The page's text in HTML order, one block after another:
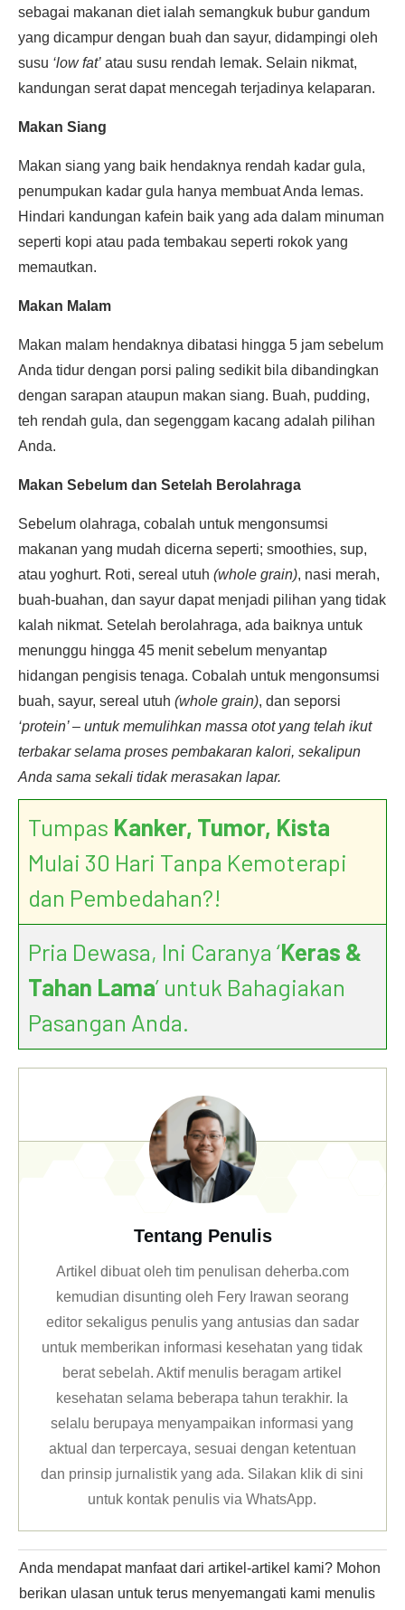
sebagai makanan diet ialah semangkuk bubur gandum
yang dicampur dengan buah dan sayur, didampingi oleh
susu ‘low fat’ atau susu rendah lemak. Selain nikmat,
kandungan serat dapat mencegah terjadinya kelaparan.
Makan Siang
Makan siang yang baik hendaknya rendah kadar gula,
penumpukan kadar gula hanya membuat Anda lemas.
Hindari kandungan kafein baik yang ada dalam minuman
seperti kopi atau pada tembakau seperti rokok yang
memautkan.
Makan Malam
Makan malam hendaknya dibatasi hingga 5 jam sebelum
Anda tidur dengan porsi paling sedikit bila dibandingkan
dengan sarapan ataupun makan siang. Buah, pudding,
teh rendah gula, dan segenggam kacang adalah pilihan
Anda.
Makan Sebelum dan Setelah Berolahraga
Sebelum olahraga, cobalah untuk mengonsumsi
makanan yang mudah dicerna seperti; smoothies, sup,
atau yoghurt. Roti, sereal utuh (whole grain), nasi merah,
buah-buahan, dan sayur dapat menjadi pilihan yang tidak
kalah nikmat. Setelah berolahraga, ada baiknya untuk
menunggu hingga 45 menit sebelum menyantap
hidangan pengisis tenaga. Cobalah untuk mengonsumsi
buah, sayur, sereal utuh (whole grain), dan seporsi
‘protein’ – untuk memulihkan massa otot yang telah ikut
terbakar selama proses pembakaran kalori, sekalipun
Anda sama sekali tidak merasakan lapar.
Tumpas Kanker, Tumor, Kista
Mulai 30 Hari Tanpa Kemoterapi
dan Pembedahan?!
Pria Dewasa, Ini Caranya ‘Keras &
Tahan Lama’ untuk Bahagiakan
Pasangan Anda.
Tentang Penulis
Artikel dibuat oleh tim penulisan deherba.com
kemudian disunting oleh Fery Irawan seorang
editor sekaligus penulis yang antusias dan sadar
untuk memberikan informasi kesehatan yang tidak
berat sebelah. Aktif menulis beragam artikel
kesehatan selama beberapa tahun terakhir. Ia
selalu berupaya menyampaikan informasi yang
aktual dan terpercaya, sesuai dengan ketentuan
dan prinsip jurnalistik yang ada. Silakan klikdi sini
untuk kontak penulis via WhatsApp.
Anda mendapat manfaat dari artikel-artikel kami? Mohon
berikan ulasan untuk terus menyemangati kami menulis